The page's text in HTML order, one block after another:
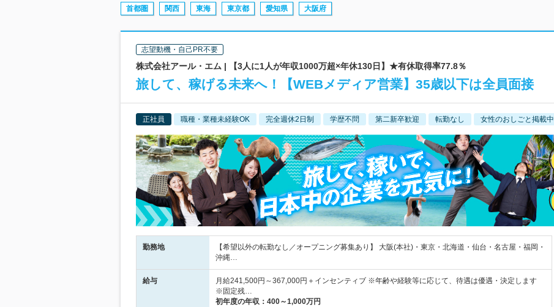
首都圏 関西 東海 東京都 愛知県 大阪府
志望動機・自己PR不要
株式会社アール・エム | 【3人に1人が年収1000万超×年休130日】★有休取得率77.8％
旅して、稼げる未来へ！【WEBメディア営業】35歳以下は全員面接
正社員 職種・業種未経験OK 完全週休2日制 学歴不問 第二新卒歓迎 転勤なし 女性のおしごと掲載中
勤務地
【希望以外の転勤なし／オープニング募集あり】 大阪(本社)・東京・北海道・仙台・名古屋・福岡・
沖縄…
給与
月給241,500円～367,000円＋インセンティブ ※年齢や経験等に応じて、待遇は優遇・決定します
※固定残…
初年度の年収： 400～1,000万円